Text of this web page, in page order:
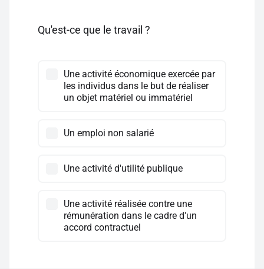
Qu'est-ce que le travail ?
Une activité économique exercée par
les individus dans le but de réaliser
un objet matériel ou immatériel
Un emploi non salarié
Une activité d'utilité publique
Une activité réalisée contre une
rémunération dans le cadre d'un
accord contractuel